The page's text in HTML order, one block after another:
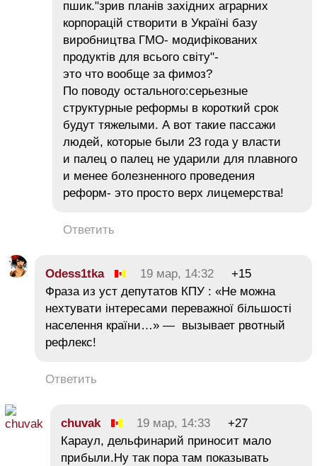
пшик."зрив планів західних аграрних
корпорацій створити в Україні базу
виробництва ГМО- модифікованих
продуктів для всього світу"-
это что вообще за фимоз?
По поводу остального:серьезные
структурные реформы в короткий срок
будут тяжелыми. А вот такие пассажи
людей, которые были 23 года у власти
и палец о палец не ударили для плавного
и менее болезненного проведения
реформ- это просто верх лицемерства!
Ответить
Odess1tka 19 мар, 14:32
+15
Фраза из уст депутатов КПУ : «Не можна
нехтувати інтересами переважної більшості
населення країни…» — вызывает рвотный
рефлекс!
Ответить
chuvak 19 мар, 14:33
+27
Караул, дельфинарий приносит мало
прибыли.Ну так пора там показывать